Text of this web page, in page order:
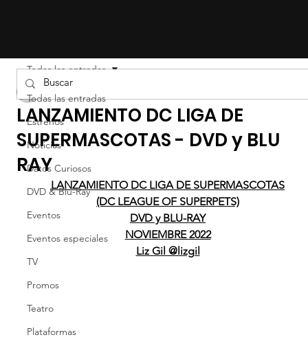
Todas las entradas
Estrenos
Noticias
Datos Curiosos
DVD & Blu-Ray
Eventos
Eventos especiales
TV
Promos
Teatro
Plataformas
Todas las entradas
LANZAMIENTO DC LIGA DE
SUPERMASCOTAS - DVD y BLU
RAY
LANZAMIENTO DC LIGA DE SUPERMASCOTAS
(DC LEAGUE OF SUPERPETS)
DVD y BLU-RAY
NOVIEMBRE 2022
Liz Gil @lizgil